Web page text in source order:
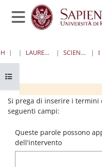
Vai al contenuto principale
Pannello laterale
Apri indice del corso
CORSI LAUREE TRIENNALI, MAGISTRALI, A CICLO UNICO SCIENZE MATEMATICHE, FISICHE E NATURALI
Blocchi
Blocchi
Blocchi
Blocchi
Si prega di inserire i
seguenti campi:
Queste parole possono
dell'intervento